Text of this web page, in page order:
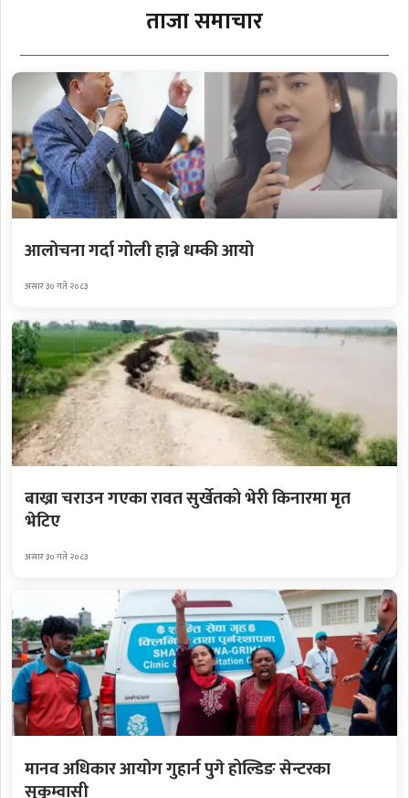
ताजा समाचार
आलोचना गर्दा गोली हान्ने धम्की आयो
असार ३० गते २०८३
बाख्रा चराउन गएका रावत सुर्खेतको भेरी किनारमा मृत
भेटिए
असार ३० गते २०८३
मानव अधिकार आयोग गुहार्न पुगे होल्डिङ सेन्टरका
सुकुम्वासी